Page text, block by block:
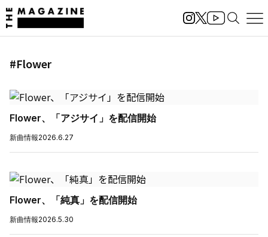
#Flower
Flower、「アジサイ」を配信開始
新曲情報2026.6.27
Flower、「純真」を配信開始
新曲情報2026.5.30